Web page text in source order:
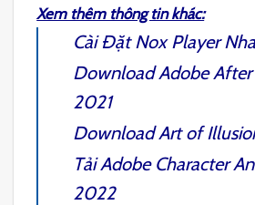
Xem thêm thông tin khác:
Cài Đặt Nox Player
DownloadAdobe
2021
DownloadArt of
TảiAdobe Character
2022